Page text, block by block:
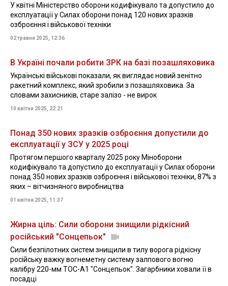
У квітні Міністерство оборони кодифікувало та допустило до
експлуатації у Силах оборони понад 120 нових зразків
озброєння і військової техніки
02 травня 2025, 12:36
В Україні почали робити ЗРК на базі позашляховика
Українські військові показали, як виглядає новий зенітно
ракетний комплекс, який зробили з позашляховика. За
словами захисників, старе залізо - не вирок
10 квітня 2025, 22:21
Понад 350 нових зразків озброєння допустили до
експлуатації у ЗСУ у 2025 році
Протягом першого кварталу 2025 року Міноборони
кодифікувало та допустило до експлуатації у Силах оборони
понад 350 нових зразків озброєння і військової техніки, 87% з
яких – вітчизняного виробництва
01 квітня 2025, 11:37
Жирна ціль: Сили оборони знищили рідкісний
російський "Сонцепьок"
Сили безпілотних систем знищили в тилу ворога рідкісну
російську важку вогнеметну систему залпового вогню
калібру 220-мм ТОС-А1 "Сонцепьок". Загарбники ховали її в
посадці